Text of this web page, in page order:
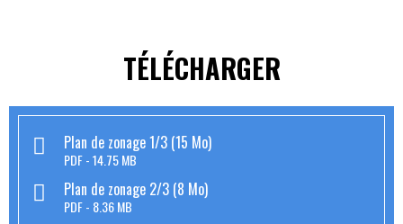
TÉLÉCHARGER
Plan de zonage 1/3 (15 Mo)
PDF 14.75 MB
Plan de zonage 2/3 (8 Mo)
PDF 8.36 MB